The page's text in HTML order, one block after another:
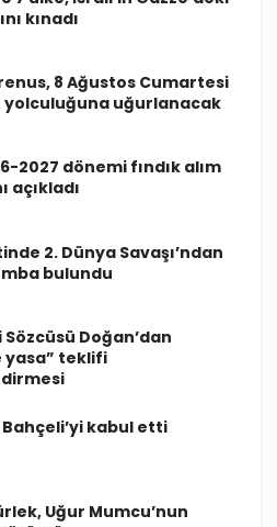
kınadı
8 Ağustos Cumartesi
yolculuğuna uğurlanacak
2027 dönemi fındık alım
açıkladı
2. Dünya Savaşı’ndan
bulundu
Sözcüsü Doğan’dan
yasa” teklifi
kabul etti
Uğur Mumcu’nun